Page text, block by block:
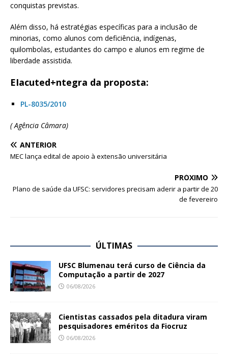
conquistas previstas.
Além disso, há estratégias específicas para a inclusão de
minorias, como alunos com deficiência, indígenas,
quilombolas, estudantes do campo e alunos em regime de
liberdade assistida.
EIacuted+ntegra da proposta:
PL-8035/2010
( Agência Câmara)
ANTERIOR
MEC lança edital de apoio à extensão universitária
PRÓXIMO
Plano de saúde da UFSC: servidores precisam aderir a partir de 20
de fevereiro
ÚLTIMAS
UFSC Blumenau terá curso de Ciência da
Computação a partir de 2027
06/08/2026
Cientistas cassados pela ditadura viram
pesquisadores eméritos da Fiocruz
06/08/2026